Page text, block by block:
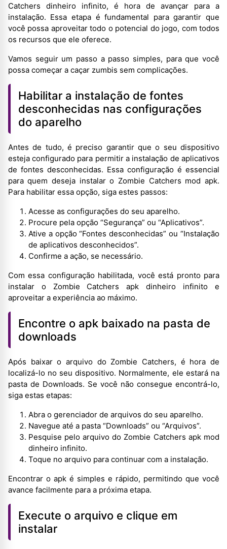
Catchers dinheiro infinito, é hora de avançar para a
instalação. Essa etapa é fundamental para garantir que
você possa aproveitar todo o potencial do jogo, com todos
os recursos que ele oferece.
Vamos seguir um passo a passo simples, para que você
possa começar a caçar zumbis sem complicações.
Habilitar a instalação de fontes
desconhecidas nas configurações
do aparelho
Antes de tudo, é preciso garantir que o seu dispositivo
esteja configurado para permitir a instalação de aplicativos
de fontes desconhecidas. Essa configuração é essencial
para quem deseja instalar o Zombie Catchers mod apk.
Para habilitar essa opção, siga estes passos:
Acesse as configurações do seu aparelho.
Procure pela opção “Segurança” ou “Aplicativos”.
Ative a opção “Fontes desconhecidas” ou “Instalação
de aplicativos desconhecidos”.
Confirme a ação, se necessário.
Com essa configuração habilitada, você está pronto para
instalar o Zombie Catchers apk dinheiro infinito e
aproveitar a experiência ao máximo.
Encontre o apk baixado na pasta de
downloads
Após baixar o arquivo do Zombie Catchers, é hora de
localizá-lo no seu dispositivo. Normalmente, ele estará na
pasta de Downloads. Se você não consegue encontrá-lo,
siga estas etapas:
Abra o gerenciador de arquivos do seu aparelho.
Navegue até a pasta “Downloads” ou “Arquivos”.
Pesquise pelo arquivo do Zombie Catchers apk mod
dinheiro infinito.
Toque no arquivo para continuar com a instalação.
Encontrar o apk é simples e rápido, permitindo que você
avance facilmente para a próxima etapa.
Execute o arquivo e clique em
instalar